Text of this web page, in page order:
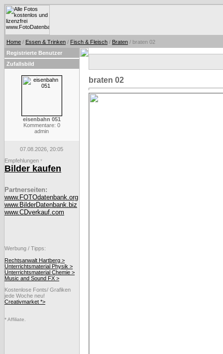
Home / Essen & Trinken / Fisch & Fleisch / Braten / braten 02
Registrierte Benutzer
Zufallsbild
eisenbahn 051
Kommentare: 0
admin
07.08.2026, 20:05
Empfehlungen *
Bilder kaufen
Partnerseiten:
www.FOTOdatenbank.org
www.BilderDatenbank.biz
www.CDverkauf.com
Werbung / Tipps:
Rechtsanwalt Hartberg >
Unterrichtsmaterial Physik >
Unterrichtsmaterial Chemie >
Music and Sound FX >
Kostenlose Fonts/ Grafiken
jede Woche neu!
Creativmarket *>
* Affiliate.
braten 02